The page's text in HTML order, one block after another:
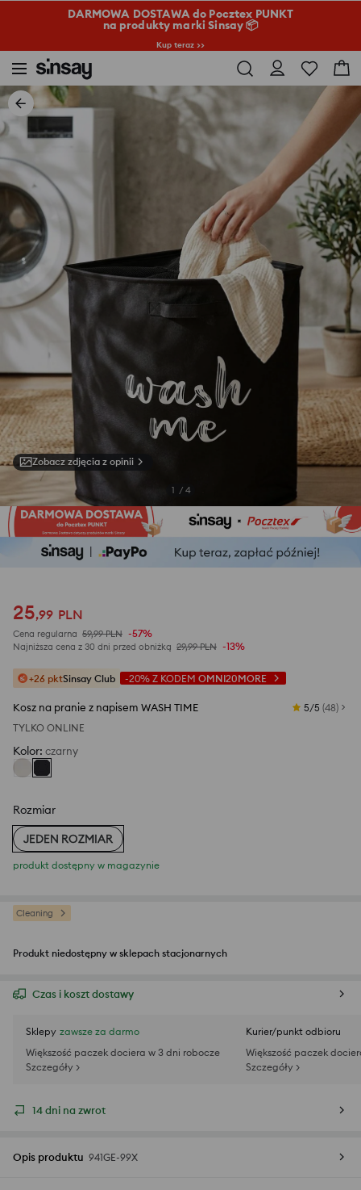
DARMOWA DOSTAWA do Pocztex PUNKT
na produkty marki Sinsay 📦
Kup teraz >>
Zobacz zdjęcia z opinii
1 / 4
25,99 PLN
Cena regularna 59,99 PLN -57%
Najniższa cena z 30 dni przed obniżką 29,99 PLN -13%
+26 pktSinsay Club -20% Z KODEM OMNI20MORE
Kosz na pranie z napisem WASH TIME 5/5 (48)
TYLKO ONLINE
Kolor: czarny
Rozmiar
JEDEN ROZMIAR
produkt dostępny w magazynie
Cleaning
Produkt niedostępny w sklepach stacjonarnych
Czas i koszt dostawy
Sklepy zawsze za darmo
Większość paczek dociera w 3 dni robocze
Szczegóły >
Kurier/punkt odbioru
Większość paczek
Szczegóły >
14 dni na zwrot
Opis produktu 941GE-99X